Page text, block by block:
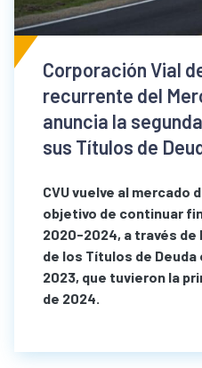
Corporación Vial
recurrente del
anuncia la
sus Títulos de
CVU vuelve al mercado
objetivo de continuar
2020-2024, a través de
de los Títulos de
2023, que tuvieron la
de 2024.